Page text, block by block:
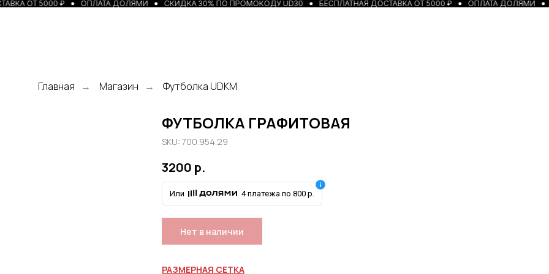
ОТ 5000 ₽ ОПЛАТА ДОЛЯМИ СКИДКА 30% ПО ПРОМОКОДУ UD30 БЕСПЛАТНАЯ ДОСТАВКА ОТ 5000 ₽ ОПЛАТА ДОЛЯМИ
Главная → Магазин → Футболка UDKM
ФУТБОЛКА ГРАФИТОВАЯ
SKU: 700.954.29
3200 р.
Или 4 платежа по 800 р.
Нет в наличии
РАЗМЕРНАЯ СЕТКА